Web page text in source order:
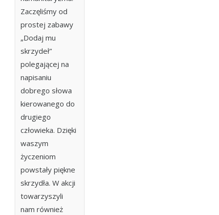
Zaczęliśmy od
prostej zabawy
„Dodaj mu
skrzydeł”
polegającej na
napisaniu
dobrego słowa
kierowanego do
drugiego
człowieka. Dzięki
waszym
życzeniom
powstały piękne
skrzydła. W akcji
towarzyszyli
nam również